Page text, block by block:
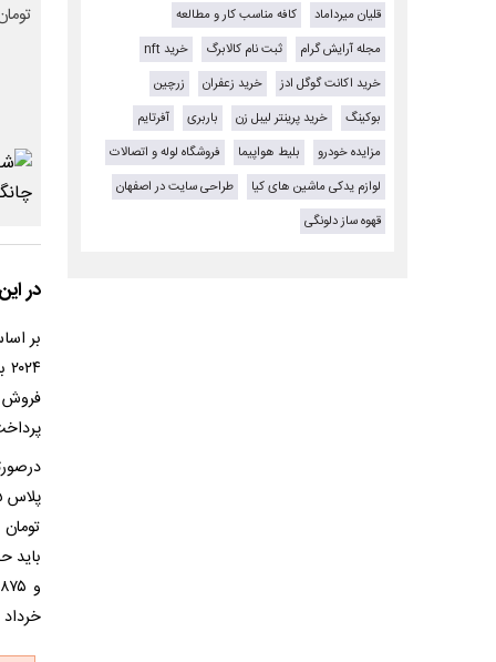
تومان پیش
در
پرداخت و ۳۶ قسط به مبلغ ۶۳ میلیون و
خرداد ۱۴۰۴ جدول زیر را مطالعه کنید.
قلیان میرداماد
کافه مناسب کار و مطالعه
مجله آرایش گرام
ثبت نام کالابرگ
خرید nft
خرید اکانت گوگل ادز
خرید زعفران
زرچین
بوکینگ
خرید پرینتر لیبل زن باربری
آفرتایم
مزایده خودرو
بلیط هواپیما
فروشگاه لوله و اتصالات
لوازم یدکی ماشین های کیا
طراحی سایت در اصفهان
قهوه ساز دلونگی